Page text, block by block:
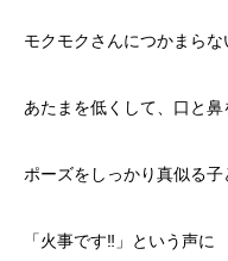
モクモクさんにつかまらな
あたまを低くして、口と
ポーズをしっかり真似る
「火事です‼️」という声に